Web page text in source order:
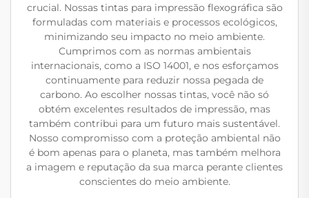
crucial. Nossas tintas para impressão flexográfica são
formuladas com materiais e processos ecológicos,
minimizando seu impacto no meio ambiente.
Cumprimos com as normas ambientais
internacionais, como a ISO 14001, e nos esforçamos
continuamente para reduzir nossa pegada de
carbono. Ao escolher nossas tintas, você não só
obtém excelentes resultados de impressão, mas
também contribui para um futuro mais sustentável.
Nosso compromisso com a proteção ambiental não
é bom apenas para o planeta, mas também melhora
a imagem e reputação da sua marca perante clientes
conscientes do meio ambiente.